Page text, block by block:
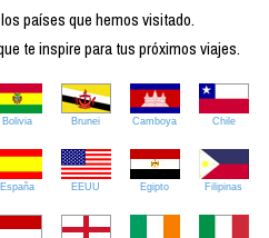
países que hemos visitado.
te inspire para tus próximos viajes.
Bolivia Brunei Camboya Chile
España EEUU Egipto Filipinas